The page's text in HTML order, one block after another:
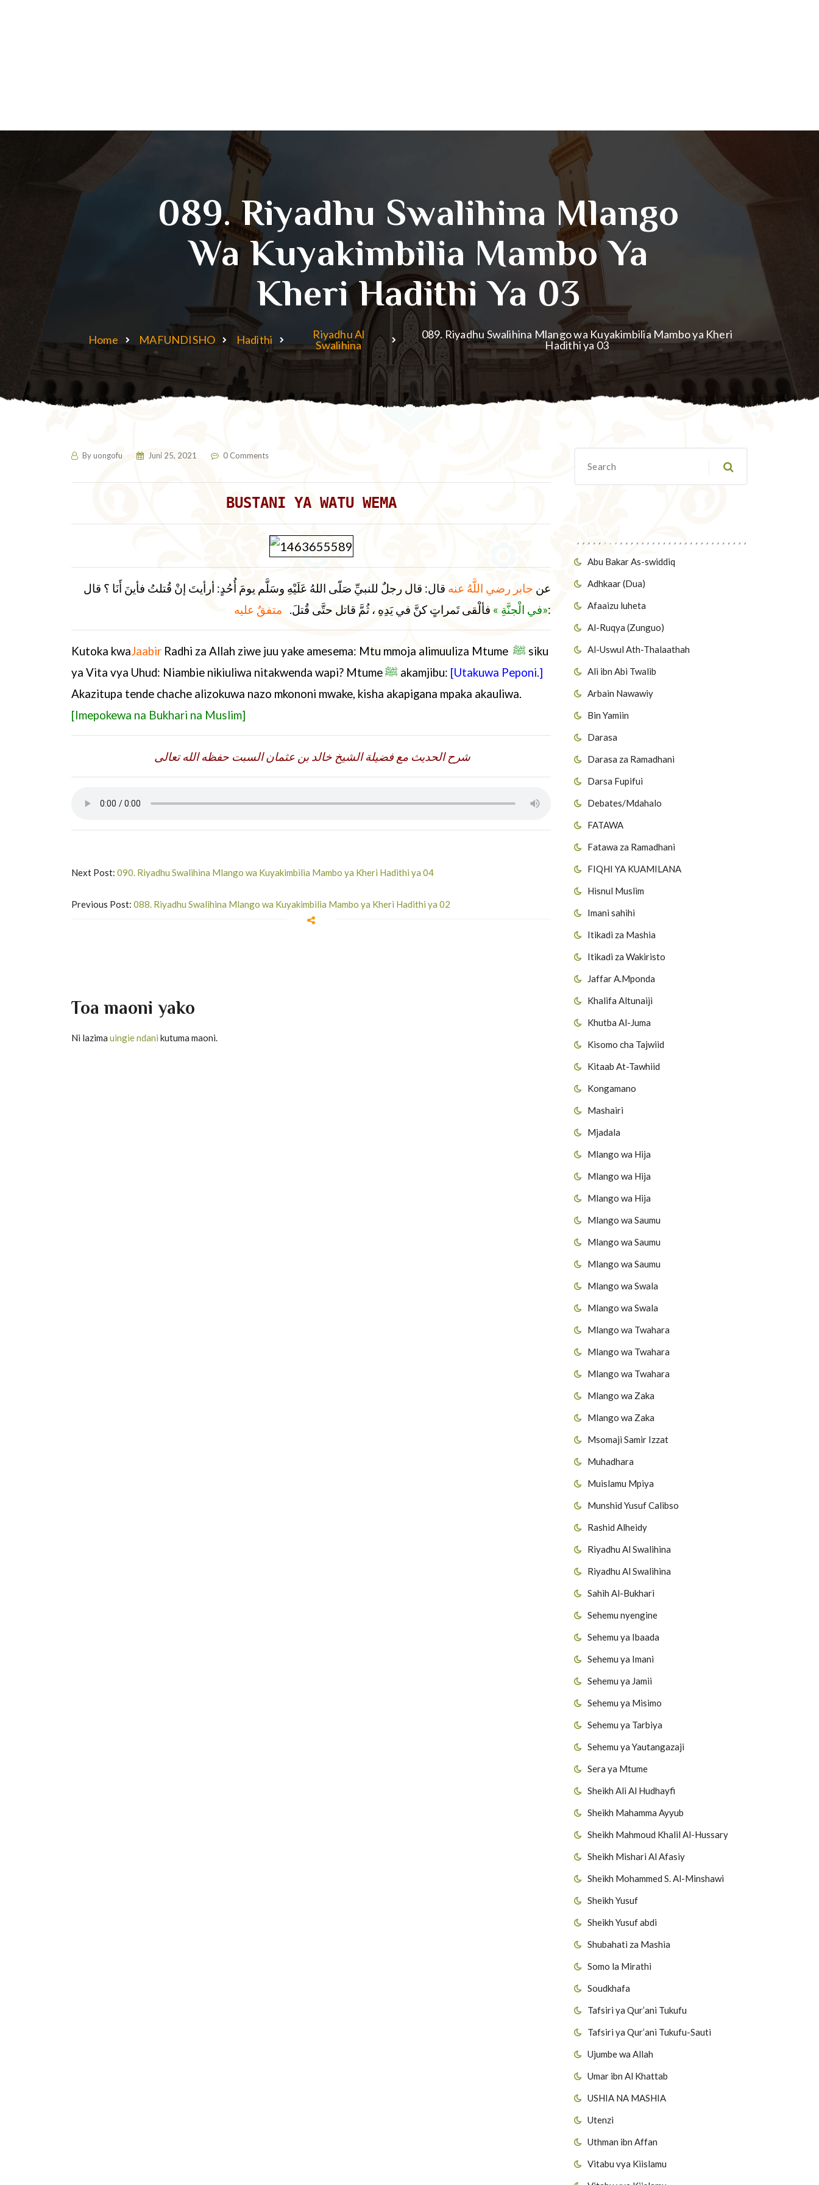
089. Riyadhu Swalihina Mlango
Wa Kuyakimbilia Mambo Ya
Kheri Hadithi Ya 03
Home MAFUNDISHO Hadithi
Riyadhu Al
Swalihina
089. Riyadhu Swalihina Mlango wa Kuyakimbilia Mambo ya Kheri
Hadithi ya 03
Abu Bakar As-swiddiq
Adhkaar (Dua)
Afaaizu luheta
Al-Ruqya (Zunguo)
Al-Uswul Ath-Thalaathah
Ali ibn Abi Twalib
Arbain Nawawiy
Bin Yamiin
Darasa
Darasa za Ramadhani
Darsa Fupifui
Debates/Mdahalo
FATAWA
Fatawa za Ramadhani
FIQHI YA KUAMILANA
Hisnul Muslim
Imani sahihi
Itikadi za Mashia
Itikadi za Wakiristo
Jaffar A.Mponda
Khalifa Altunaiji
Khutba Al-Juma
Kisomo cha Tajwiid
Kitaab At-Tawhiid
Kongamano
Mashairi
Mjadala
Mlango wa Hija
Mlango wa Hija
Mlango wa Hija
Mlango wa Saumu
Mlango wa Saumu
Mlango wa Saumu
Mlango wa Swala
Mlango wa Swala
Mlango wa Twahara
Mlango wa Twahara
Mlango wa Twahara
Mlango wa Zaka
Mlango wa Zaka
Msomaji Samir Izzat
Muhadhara
Muislamu Mpiya
Munshid Yusuf Calibso
Rashid Alheidy
Riyadhu Al Swalihina
Riyadhu Al Swalihina
Sahih Al-Bukhari
Sehemu nyengine
Sehemu ya Ibaada
Sehemu ya Imani
Sehemu ya Jamii
Sehemu ya Misimo
Sehemu ya Tarbiya
Sehemu ya Yautangazaji
Sera ya Mtume
Sheikh Ali Al Hudhayfi
Sheikh Mahamma Ayyub
Sheikh Mahmoud Khalil Al-Hussary
Sheikh Mishari Al Afasiy
Sheikh Mohammed S. Al-Minshawi
Sheikh Yusuf
Sheikh Yusuf abdi
Shubahati za Mashia
Somo la Mirathi
Soudkhafa
Tafsiri ya Qur’ani Tukufu
Tafsiri ya Qur’ani Tukufu-Sauti
Ujumbe wa Allah
Umar ibn Al Khattab
USHIA NA MASHIA
Utenzi
Uthman ibn Affan
Vitabu vya Kiislamu
Byuongofu Juni 25, 2021 0 Comments
BUSTANI YA WATU WEMA
عن جابر رضي اللَّهُ عنه قال: قال رجلٌ للنبيِّ صَلّى اللهُ عَلَيْهِ وسَلَّم يومَ أُحُدٍ: أرأيتَ إنْ قُتلتُ فأينَ أَنَا ؟ قال
:«في الْجنَّةِ » فألْقى تَمراتٍ كنَّ في يَدِهِ ، ثُمَّ قاتل حتَّى قُتلَ. متفقٌ عليه
Kutoka kwaJaabir Radhi za Allah ziwe juu yake amesema: Mtu mmoja alimuuliza Mtume ﷺ siku
ya Vita vya Uhud: Niambie nikiuliwa nitakwenda wapi? Mtumeﷺ akamjibu: [Utakuwa Peponi.]
Akazitupa tende chache alizokuwa nazo mkononi mwake, kisha akapigana mpaka akauliwa.
[Imepokewa na Bukhari na Muslim]
شرح الحديث مع فضيلة الشيخ خالد بن عثمان السبت حفظه الله تعالى
Next Post: 090. Riyadhu Swalihina Mlango wa Kuyakimbilia Mambo ya Kheri Hadithi ya 04
Previous Post: 088. Riyadhu Swalihina Mlango wa Kuyakimbilia Mambo ya Kheri Hadithi ya 02
Toa maoni yako
Ni lazima uingie ndani kutuma maoni.